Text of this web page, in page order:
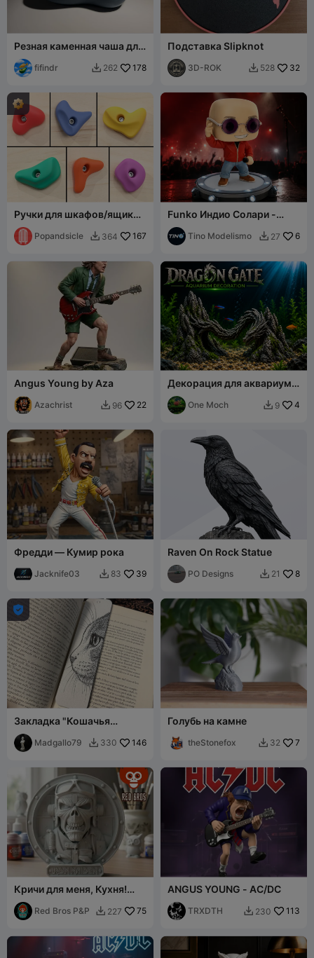
Резная каменная чаша для
мелочей
fifindr  262 178
Подставка Slipknot
3D-ROK  528 32
Ручки для шкафов/ящиков
в виде скалолазных
зацеповPopandsicle  364 167
Funko Индио Солари -
Коллекционная 3D
фигуркаTino Modelismo  27 6
Angus Young by Aza
Azachrist  96 22
Декорация для аквариума
"Драконий камень"
One Moch  9 4
Фредди — Кумир рока
Jacknife03  83 39
Raven On Rock Statue
PO Designs  21 8

Закладка "Кошачья
любовь"
Madgallo79  330 146
Голубь на камне
theStonefox  32 7
Кричи для меня, Кухня!
Магнит Эдди "Aces High"
Iron Maiden
Red Bros P&P  227 75
ANGUS YOUNG - AC/DC
TRXDTH  230 113